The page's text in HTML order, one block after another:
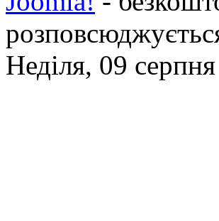
Неділя, 09